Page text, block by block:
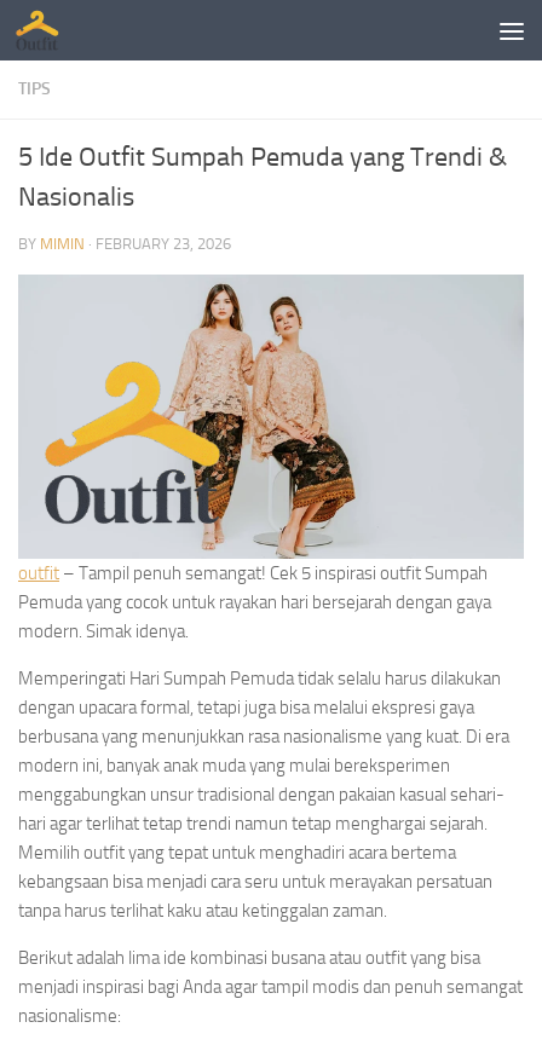
Skip to content
TIPS
5 Ide Outfit Sumpah Pemuda yang Trendi &
Nasionalis
BY MIMIN · FEBRUARY 23, 2026
outfit – Tampil penuh semangat! Cek 5 inspirasi outfit Sumpah
Pemuda yang cocok untuk rayakan hari bersejarah dengan gaya
modern. Simak idenya.
Memperingati Hari Sumpah Pemuda tidak selalu harus dilakukan
dengan upacara formal, tetapi juga bisa melalui ekspresi gaya
berbusana yang menunjukkan rasa nasionalisme yang kuat. Di era
modern ini, banyak anak muda yang mulai bereksperimen
menggabungkan unsur tradisional dengan pakaian kasual sehari-
hari agar terlihat tetap trendi namun tetap menghargai sejarah.
Memilih outfit yang tepat untuk menghadiri acara bertema
kebangsaan bisa menjadi cara seru untuk merayakan persatuan
tanpa harus terlihat kaku atau ketinggalan zaman.
Berikut adalah lima ide kombinasi busana atau outfit yang bisa
menjadi inspirasi bagi Anda agar tampil modis dan penuh semangat
nasionalisme: